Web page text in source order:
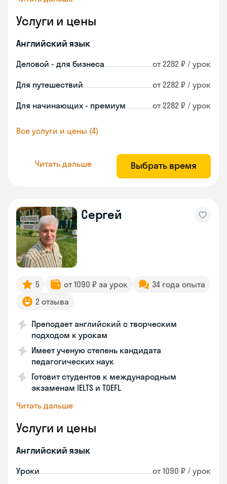
Услуги и цены
Английский язык
Деловой - для бизнеса от 2282 ₽ / урок
Для путешествий от 2282 ₽ / урок
Для начинающих - премиум от 2282 ₽ / урок
Все услуги и цены (4)
Читать дальше Выбрать время
Сергей
5 от 1090 ₽ за урок
34 года опыта
2 отзыва
Преподает английский с творческим
подходом к урокам
Имеет ученую степень кандидата
педагогических наук
Готовит студентов к международным
экзаменам IELTS и TOEFL
Читать дальше
Услуги и цены
Английский язык
Уроки от 1090 ₽ / урок